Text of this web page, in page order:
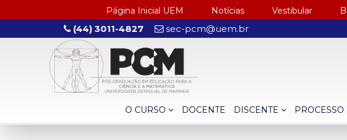
Página Inicial UEM Notícias Vestibular
(44) 3011-4827 sec-pcm@uem.br
O CURSO DOCENTE DISCENTE PROCESSO